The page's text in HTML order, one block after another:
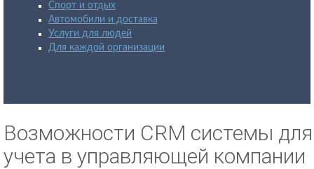
Спорт и отдых
Автомобили и доставка
Услуги для людей
Для каждой организации
Возможности CRM системы для
учета в управляющей компании